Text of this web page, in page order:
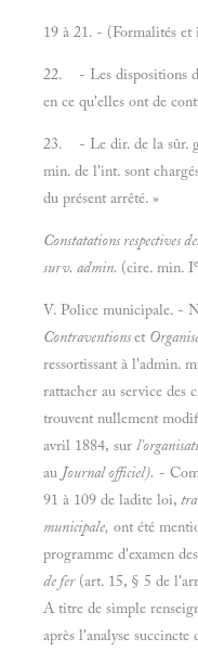
19 à 21. - (Formalités et
22. - Les dispositions
en ce qu'elles ont de
23. - Le dir. de la sûr.
min. de l'int. sont
du présent arrêté. »
Constatations respectives
surv. admin. (cire. min. I
V. Police municipale. -
Contraventionset
ressortissant à l'admin.
rattacher au service des
trouvent nullement
avril 1884, sur
au Journal officiel). -
91 à 109 de ladite loi,
municipale, ont été
programme d'examen des
de fer(art. 15, § 5 de
A titre de simple
après l'analyse